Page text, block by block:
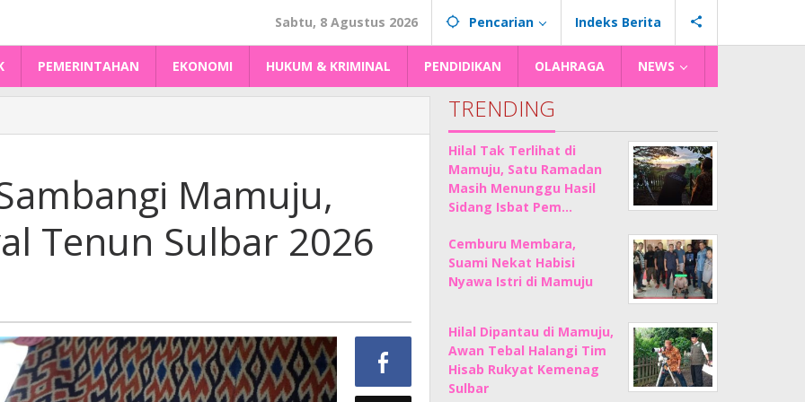
Sabtu, 8 Agustus 2026 Pencarian Indeks Berita
PEMERINTAHAN EKONOMI HUKUM & KRIMINAL PENDIDIKAN OLAHRAGA NEWS
Mamuju,
Tenun Sulbar 2026
TRENDING
Hilal Tak Terlihat di
Mamuju, Satu Ramadan
Masih Menunggu Hasil
Sidang Isbat Pem…
Cemburu Membara,
Suami Nekat Habisi
Nyawa Istri di Mamuju
Hilal Dipantau di Mamuju,
Awan Tebal Halangi Tim
Hisab Rukyat Kemenag
Sulbar